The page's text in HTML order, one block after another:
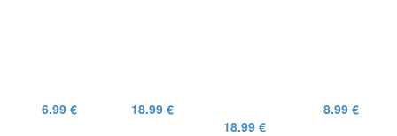
6.99 € 18.99 €
18.99 €
8.99 €